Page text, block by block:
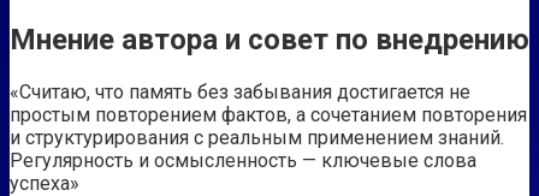
Мнение автора и совет по внедрению
«Считаю, что память без забывания достигается не
простым повторением фактов, а сочетанием повторения
и структурирования с реальным применением знаний.
Регулярность и осмысленность — ключевые слова
успеха»